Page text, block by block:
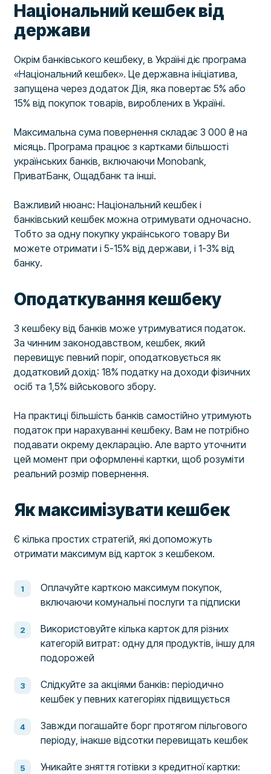
Національний кешбек від
держави
Окрім банківського кешбеку, в Україні діє програма
«Національний кешбек». Це державна ініціатива,
запущена через додаток Дія, яка повертає 5% або
15% від покупок товарів, вироблених в Україні.
Максимальна сума повернення складає 3 000 ₴ на
місяць. Програма працює з картками більшості
українських банків, включаючи Monobank,
ПриватБанк, Ощадбанк та інші.
Важливий нюанс: Національний кешбек і
банківський кешбек можна отримувати одночасно.
Тобто за одну покупку українського товару Ви
можете отримати і 5-15% від держави, і 1-3% від
банку.
Оподаткування кешбеку
З кешбеку від банків може утримуватися податок.
За чинним законодавством, кешбек, який
перевищує певний поріг, оподатковується як
додатковий дохід: 18% податку на доходи фізичних
осіб та 1,5% військового збору.
На практиці більшість банків самостійно утримують
податок при нарахуванні кешбеку. Вам не потрібно
подавати окрему декларацію. Але варто уточнити
цей момент при оформленні картки, щоб розуміти
реальний розмір повернення.
Як максимізувати кешбек
Є кілька простих стратегій, які допоможуть
отримати максимум від карток з кешбеком.
Оплачуйте карткою максимум покупок,
включаючи комунальні послуги та підписки
Використовуйте кілька карток для різних
категорій витрат: одну для продуктів, іншу для
подорожей
Слідкуйте за акціями банків: періодично
кешбек у певних категоріях підвищується
Завжди погашайте борг протягом пільгового
періоду, інакше відсотки перевищать кешбек
Уникайте зняття готівки з кредитної картки: